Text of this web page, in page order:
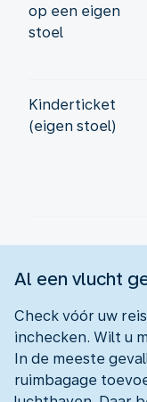
op een eigen
stoel
Kinderticket
(eigen stoel)
Al een vlucht
Check vóór uw
inchecken. Wilt u
In de meeste
ruimbagage